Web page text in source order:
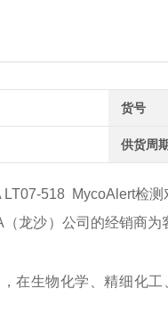
货号
供货周期
LT07-518 MycoAlert检
（龙沙）公司的经销商
在生物化学、精细化